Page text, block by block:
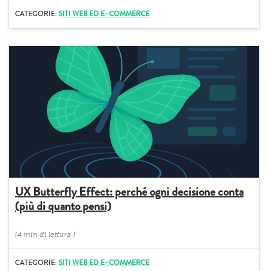
CATEGORIE:SITI WEB ED E–COMMERCE
UX Butterfly Effect: perché ogni decisione conta
(più di quanto pensi)
(4 min di lettura )
CATEGORIE:SITI WEB ED E–COMMERCE